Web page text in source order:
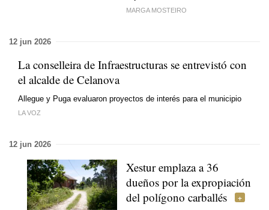
MARGA MOSTEIRO
12 jun 2026
La conselleira de Infraestructuras se entrevistó con
el alcalde de Celanova
Allegue y Puga evaluaron proyectos de interés para el municipio
LA VOZ
12 jun 2026
Xestur emplaza a 36
dueños por la expropiación
del polígono carballés